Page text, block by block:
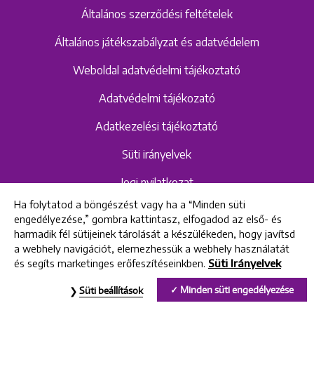
Általános szerződési feltételek
Általános játékszabályzat és adatvédelem
Weboldal adatvédelmi tájékoztató
Adatvédelmi tájékozató
Adatkezelési tájékoztató
Süti irányelvek
Jogi nyilatkozat
Hangrögzítéshez kapcsolódó adatvédelmi
szabályzat és tájékoztató
Uniklinik Fogászati és Implantációs Központ
Ha folytatod a böngészést vagy ha a “Minden süti
engedélyezése,” gombra kattintasz, elfogadod az első- és
harmadik fél sütijeinek tárolását a készülékeden, hogy javítsd
a webhely navigációt, elemezhessük a webhely használatát
és segíts marketinges erőfeszítéseinkben. Süti Irányelvek
Minden süti engedélyezése
Süti beállítások